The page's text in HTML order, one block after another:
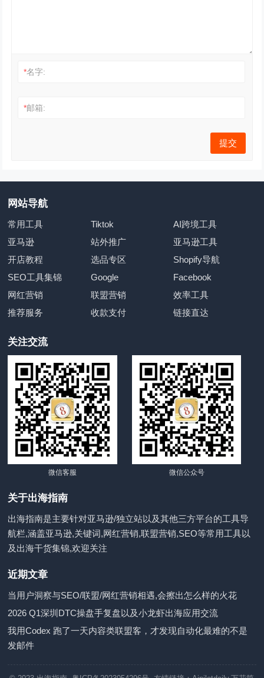
*名字:
*邮箱:
网站导航
常用工具 Tiktok
AI跨境工具
亚马逊
站外推广
亚马逊工具
开店教程
选品专区
Shopify导航
SEO工具集锦
Google
Facebook
网红营销
联盟营销
效率工具
推荐服务
收款支付 链接直达
关注交流
微信客服 微信公众号
关于出海指南
出海指南是主要针对亚马逊/独立站以及其他三方平台的工具导
航栏,涵盖亚马逊,关键词,网红营销,联盟营销,SEO等常用工具以
及出海干货集锦,欢迎关注
近期文章
当用户洞察与SEO/联盟/网红营销相遇,会擦出怎么样的火花
2026 Q1深圳DTC操盘手复盘以及小龙虾出海应用交流
我用Codex 跑了一天内容类联盟客，才发现自动化最难的不是
发邮件